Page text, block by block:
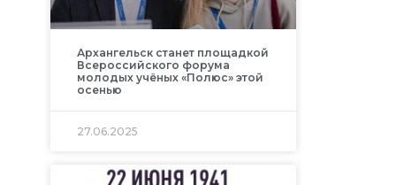
Архангельск станет площадкой
Всероссийского форума
молодых учёных «Полюс» этой
осенью
27.06.2025